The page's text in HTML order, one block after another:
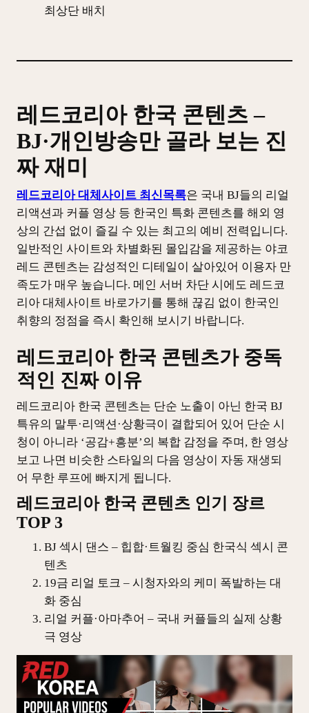
최상단 배치
레드코리아 한국 콘텐츠 –
BJ·개인방송만 골라 보는 진
짜 재미
레드코리아 대체사이트 최신목록은 국내 BJ들의 리얼
리액션과 커플 영상 등 한국인 특화 콘텐츠를 해외 영
상의 간섭 없이 즐길 수 있는 최고의 예비 전력입니다.
일반적인 사이트와 차별화된 몰입감을 제공하는 야코
레드 콘텐츠는 감성적인 디테일이 살아있어 이용자 만
족도가 매우 높습니다. 메인 서버 차단 시에도 레드코
리아 대체사이트 바로가기를 통해 끊김 없이 한국인
취향의 정점을 즉시 확인해 보시기 바랍니다.
레드코리아 한국 콘텐츠가 중독
적인 진짜 이유
레드코리아 한국 콘텐츠는 단순 노출이 아닌 한국 BJ
특유의 말투·리액션·상황극이 결합되어 있어 단순 시
청이 아니라 ‘공감+흥분’의 복합 감정을 주며, 한 영상
보고 나면 비슷한 스타일의 다음 영상이 자동 재생되
어 무한 루프에 빠지게 됩니다.
레드코리아 한국 콘텐츠 인기 장르
TOP 3
BJ 섹시 댄스 – 힙합·트월킹 중심 한국식 섹시 콘
텐츠
19금 리얼 토크 – 시청자와의 케미 폭발하는 대
화 중심
리얼 커플·아마추어 – 국내 커플들의 실제 상황
극 영상